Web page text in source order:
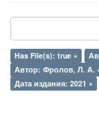
Has File(s): true ×
Автор: Фролов, Л. А.
Дата издания: 2021 ×